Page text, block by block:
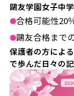
鷗友学園女子中
●合格可能性20
●鷗友合格まで
保護者の方によ
で歩んだ日々の